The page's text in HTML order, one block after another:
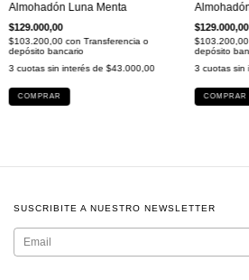
Almohadón Luna Menta
$129.000,00
$103.200,00con Transferencia o
depósito bancario
3 cuotas sin interés de$43.000,00
COMPRAR
$129.000,00
depósito
3 cuotas sin
COMPRAR
SUSCRIBITE A NUESTRO NEWSLETTER